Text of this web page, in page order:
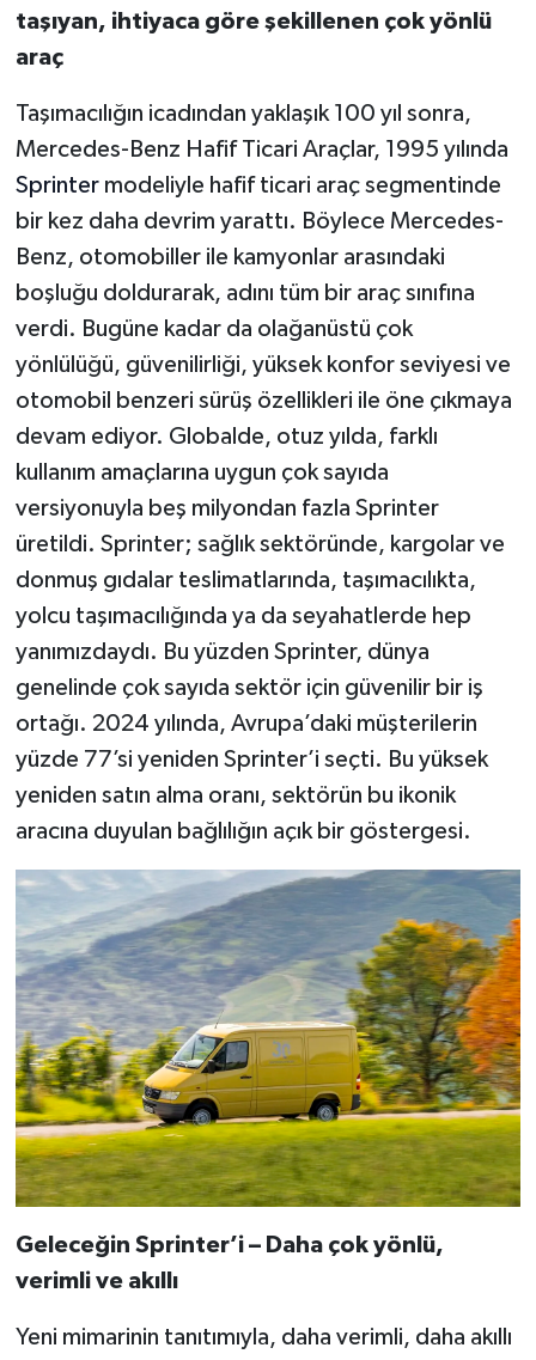
taşıyan, ihtiyaca göre şekillenen çok yönlü
araç
Taşımacılığın icadından yaklaşık 100 yıl sonra,
Mercedes-Benz Hafif Ticari Araçlar, 1995 yılında
Sprintermodeliyle hafif ticari araç segmentinde
bir kez daha devrim yarattı. Böylece Mercedes-
Benz, otomobiller ile kamyonlar arasındaki
boşluğu doldurarak, adını tüm bir araç sınıfına
verdi. Bugüne kadar da olağanüstü çok
yönlülüğü, güvenilirliği, yüksek konfor seviyesi ve
otomobil benzeri sürüş özellikleri ile öne çıkmaya
devam ediyor. Globalde, otuz yılda, farklı
kullanım amaçlarına uygun çok sayıda
versiyonuyla beş milyondan fazla Sprinter
üretildi. Sprinter; sağlık sektöründe, kargolar ve
donmuş gıdalar teslimatlarında, taşımacılıkta,
yolcu taşımacılığında ya da seyahatlerde hep
yanımızdaydı. Bu yüzden Sprinter, dünya
genelinde çok sayıda sektör için güvenilir bir iş
ortağı. 2024 yılında, Avrupa’daki müşterilerin
yüzde 77’si yeniden Sprinter’i seçti. Bu yüksek
yeniden satın alma oranı, sektörün bu ikonik
aracına duyulan bağlılığın açık bir göstergesi.
Geleceğin Sprinter’i – Daha çok yönlü,
verimli ve akıllı
Yeni mimarinin tanıtımıyla, daha verimli, daha akıllı